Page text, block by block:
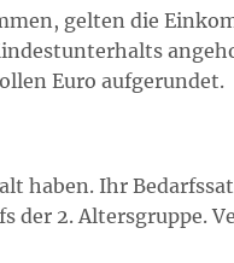
gelten die
Euro aufgerundet.
haben. Ihr
der 2. Altersgruppe.